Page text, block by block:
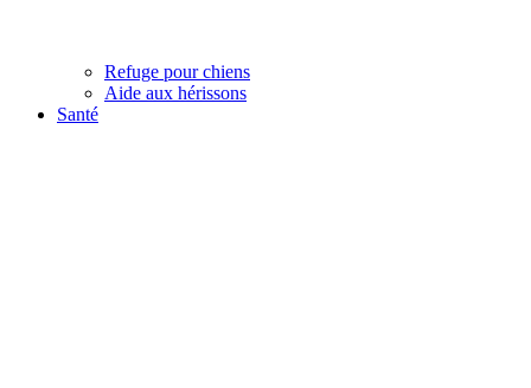
Refuge pour chiens
Aide aux hérissons
Santé